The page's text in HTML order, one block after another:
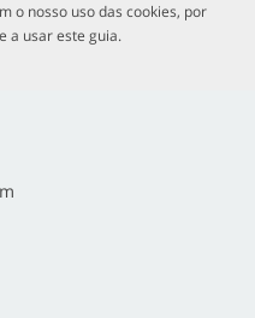
o nosso uso das cookies, por
a usar este guia.